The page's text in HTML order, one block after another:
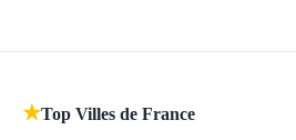
★Top Villes de France